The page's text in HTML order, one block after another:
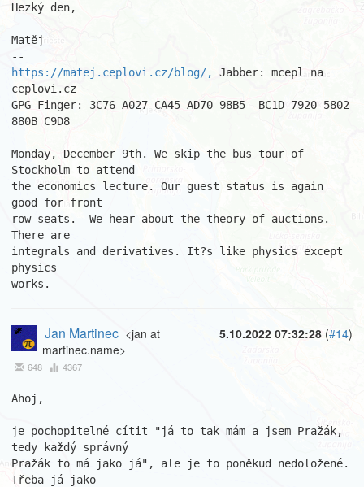
Hezký den,
Matěj
https://matej.ceplovi.cz/blog/,
Jabber: mcepl na
ceplovi.cz
GPG Finger: 3C76 A027 CA45 AD70 98B5  BC1D 7920 5802
880B C9D8
Monday, December 9th. We skip the bus tour of
Stockholm to attend
the economics lecture. Our guest status is again
good for front
row seats.  We hear about the theory of auctions.
There are
integrals and derivatives. It?s like physics except
physics
works.
5.10.2022 07:32:28 (#14)
Jan Martinec <jan at
martinec.name>
648 4367
Ahoj,
je pochopitelné cítit "já to tak mám a jsem Pražák,
tedy každý správný
Pražák to má jako já", ale je to poněkud nedoložené.
Třeba já jako